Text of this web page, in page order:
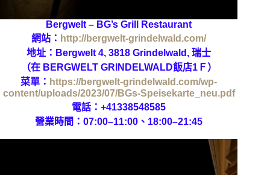
Bergwelt – BG’s Grill Restaurant
網站： http://bergwelt-grindelwald.com/
地址：Bergwelt 4, 3818 Grindelwald, 瑞士
（在 BERGWELT GRINDELWALD飯店1Ｆ）
菜單： https://bergwelt-grindelwald.com/wp-
content/uploads/2023/07/BGs-Speisekarte_neu.pdf
電話：+41338548585
營業時間：07:00–11:00、18:00–21:45